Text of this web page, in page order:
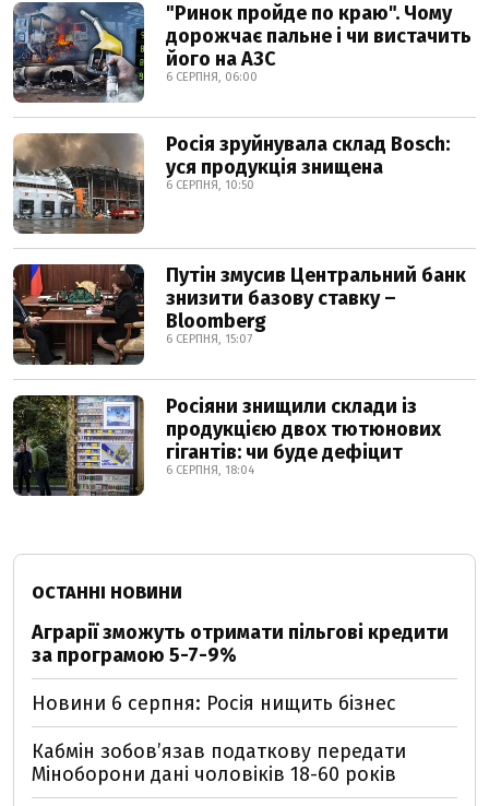
"Ринок пройде по краю". Чому
дорожчає пальне і чи вистачить
його на АЗС
6 СЕРПНЯ, 06:00
Росія зруйнувала склад Bosch:
уся продукція знищена
6 СЕРПНЯ, 10:50
Путін змусив Центральний банк
знизити базову ставку –
Bloomberg
6 СЕРПНЯ, 15:07
Росіяни знищили склади із
продукцією двох тютюнових
гігантів: чи буде дефіцит
6 СЕРПНЯ, 18:04
ОСТАННІ НОВИНИ
Аграрії зможуть отримати пільгові кредити
за програмою 5-7-9%
Новини 6 серпня: Росія нищить бізнес
Кабмін зобовʼязав податкову передати
Міноборони дані чоловіків 18-60 років